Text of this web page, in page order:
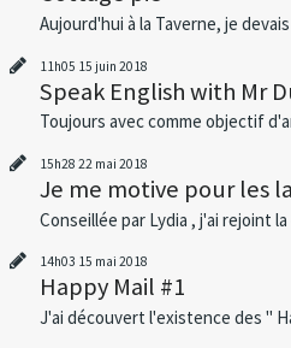
Aujourd'hui à la Taverne, je
11h05 15 juin 2018
Speak English with Mr
Toujours avec comme objectif
15h28 22 mai 2018
Je me motive pour les
Conseillée par Lydia , j'ai rejoint
14h03 15 mai 2018
Happy Mail #1
J'ai découvert l'existence des "